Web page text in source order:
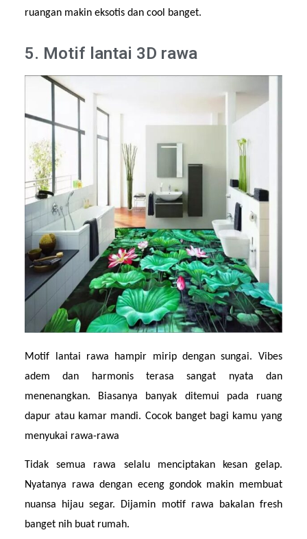
ruangan makin eksotis dan cool banget.
5. Motif lantai 3D rawa
Motif lantai rawa hampir mirip dengan sungai. Vibes
adem dan harmonis terasa sangat nyata dan
menenangkan. Biasanya banyak ditemui pada ruang
dapur atau kamar mandi. Cocok banget bagi kamu yang
menyukai rawa-rawa
Tidak semua rawa selalu menciptakan kesan gelap.
Nyatanya rawa dengan eceng gondok makin membuat
nuansa hijau segar. Dijamin motif rawa bakalan fresh
banget nih buat rumah.